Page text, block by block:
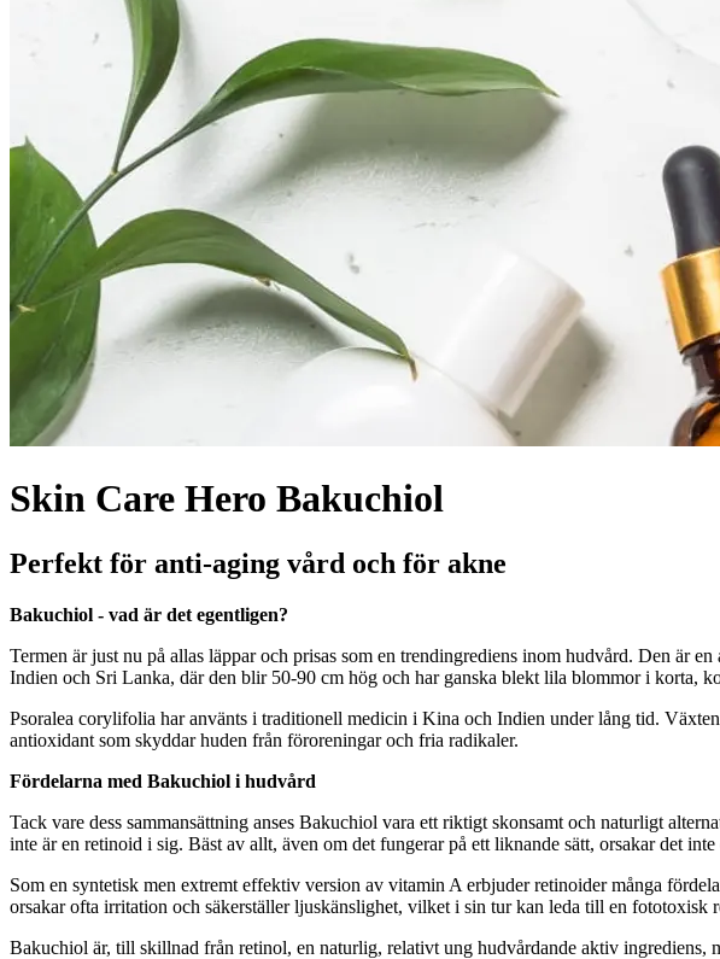
Skin Care Hero Bakuchiol
Perfekt för anti-aging vård och för akne
Bakuchiol - vad är det egentligen?
Termen är just nu på allas läppar och prisas som en trendingrediens inom hudvård. Den är
Indien och Sri Lanka, där den blir 50-90 cm hög och har ganska blekt lila blommor i korta,
Psoralea corylifolia har använts i traditionell medicin i Kina och Indien under lång tid.
antioxidant som skyddar huden från föroreningar och fria radikaler.
Fördelarna med Bakuchiol i hudvård
Tack vare dess sammansättning anses Bakuchiol vara ett riktigt skonsamt och naturligt
inte är en retinoid i sig. Bäst av allt, även om det fungerar på ett liknande sätt, orsakar det
Som en syntetisk men extremt effektiv version av vitamin A erbjuder retinoider många
orsakar ofta irritation och säkerställer ljuskänslighet, vilket i sin tur kan leda till en fototoxisk
Bakuchiol är, till skillnad från retinol, en naturlig, relativt ung hudvårdande aktiv ingrediens,